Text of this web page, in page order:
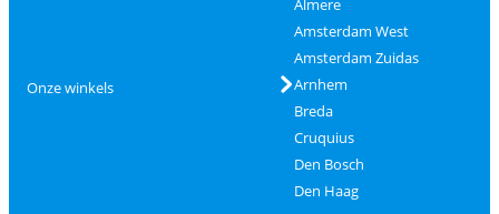
Onze winkels
Almere
Amsterdam West
Amsterdam Zuidas
Arnhem
Breda
Cruquius
Den Bosch
Den Haag